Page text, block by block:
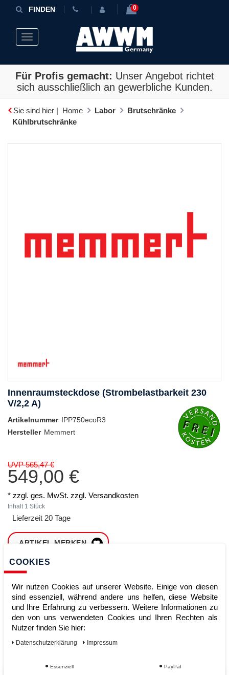
FINDEN 0
Toggle navigation
Für Profis gemacht: Unser Angebot richtet
sich ausschließlich an gewerbliche Kunden.
Sie sind hier | Home Labor
Brutschränke
Kühlbrutschränke
Innenraumsteckdose (Strombelastbarkeit 230
V/2,2 A)
Artikelnummer IPP750ecoR3
Hersteller Memmert
UVP 565,47 €
549,00 €
* zzgl. ges. MwSt. zzgl. Versandkosten
Inhalt 1 Stück
Lieferzeit 20 Tage
ARTIKEL MERKEN
Sofort lieferbar
COOKIES
Wir nutzen Cookies auf unserer Website. Einige von diesen
sind essenziell, während andere uns helfen, diese Website
und Ihre Erfahrung zu verbessern. Weitere Informationen zu
den von uns verwendeten Cookies und Ihren Rechten als
Nutzer finden Sie hier:
Daten­schutz­erklärung Impressum
Essenziell PayPal